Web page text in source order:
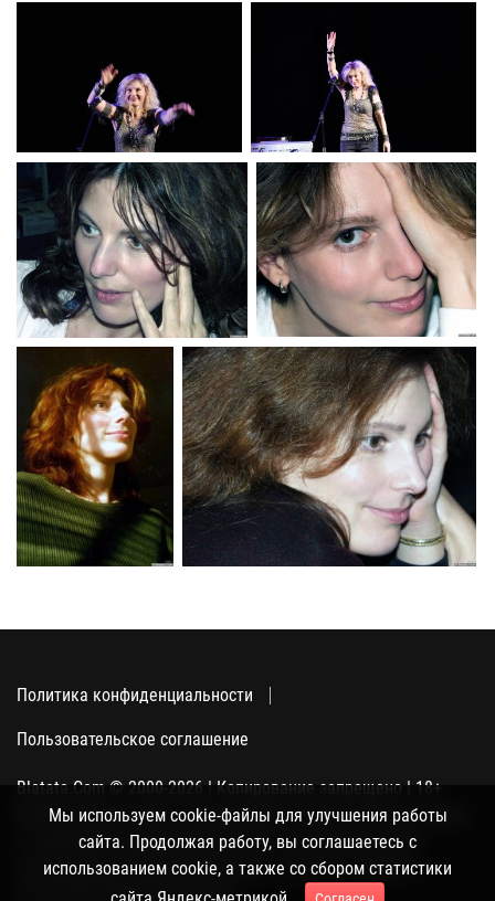
Политика конфиденциальности
Пользовательское соглашение
Blatata.Com © 2000-2026 | Копирование запрещено | 18+
Использование сайта подразумевает ваше полное согласие
с политикой конфиденциальности, пользовательским
соглашением и поддержкой куки, а также со сбором
статистики Яндекс-метрикой.
Мы используем cookie-файлы для улучшения работы
сайта. Продолжая работу, вы соглашаетесь с
использованием cookie, а также со сбором статистики